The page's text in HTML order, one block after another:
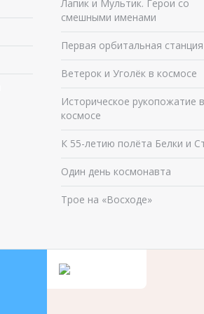
Лапик и Мультик. Герои со
смешными именами
Первая орбитальная станция
Ветерок и Уголёк в космосе
Историческое рукопожатие в
космосе
К 55-летию полёта Белки и
Один день космонавта
Трое на «Восходе»